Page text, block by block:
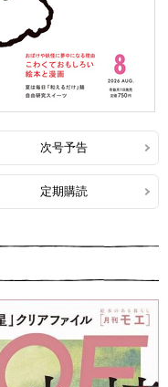
次号予告
定期購読